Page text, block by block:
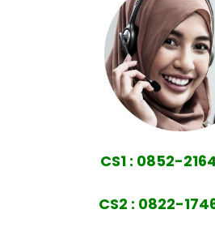
CS1 : 0852-
CS2 : 0822-